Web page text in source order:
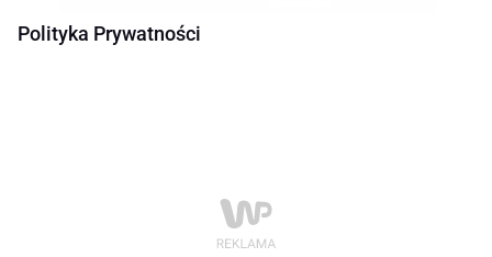
Polityka Prywatności